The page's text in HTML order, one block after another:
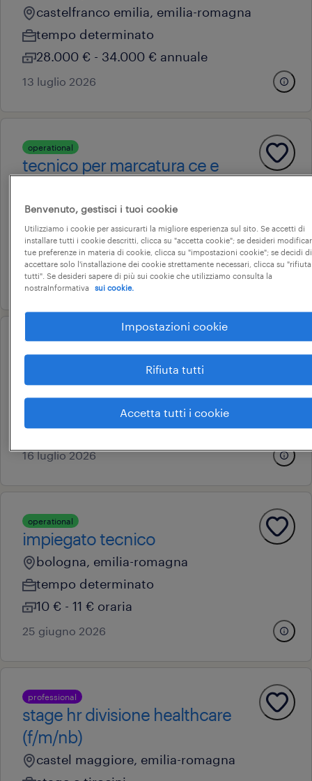
castelfranco emilia, emilia-romagna
tempo determinato
28.000 € - 34.000 € annuale
13 luglio 2026
operational
tecnico per marcatura ce e
nonantola, emilia-romagna
tempo indeterminato
28.000 € - 34.000 € annuale
3 luglio 2026
stage account specialist
castel maggiore, emilia-romagna
stage e tirocini
7 € - 9 € oraria
16 luglio 2026
operational
impiegato tecnico
bologna, emilia-romagna
tempo determinato
10 € - 11 € oraria
25 giugno 2026
professional
stage hr divisione healthcare
(f/m/nb)
castel maggiore, emilia-romagna
Benvenuto, gestisci i tuoi cookie
Utilizziamo i cookie per assicurarti la migliore esperienza sul sito. Se accetti di
installare tutti i cookie descritti, clicca su "accetta cookie"; se desideri
tue preferenze in materia di cookie, clicca su "impostazioni cookie"; se decidi di
accettare solo l'installazione dei cookie strettamente necessari, clicca su "rifiuta
tutti". Se desideri sapere di più sui cookie che utilizziamo consulta la
nostraInformativa
sui cookie.
Impostazioni cookie
Rifiuta tutti
Accetta tutti i cookie